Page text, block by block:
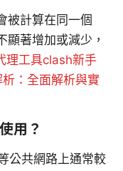
被計算在同一個
著增加或減少，
理工具clash新手
：全面解析與實
用？
公共網路上通常較